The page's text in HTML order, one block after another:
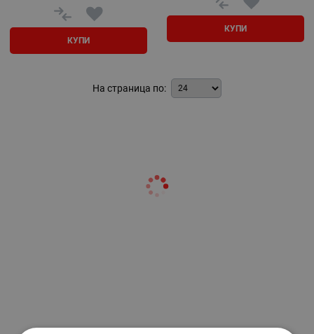
КУПИ
КУПИ
На страница по: